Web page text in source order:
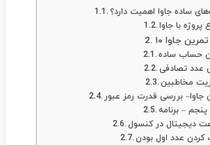
ساده جاوا اهمیت دارد؟
با جاوا
تمرین جاوا
حساب ساده
عدد تصادفی
مخاطبین
جاوا– بررسی قدرت رمز عبور
دیجیتال در کنسول
عدد اول بودن